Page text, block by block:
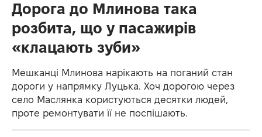
Дорога до Млинова така
розбита, що у пасажирів
«клацають зуби»
Мешканці Млинова нарікають на поганий стан
дороги у напрямку Луцька. Хоч дорогою через
село Маслянка користуються десятки людей,
проте ремонтувати її не поспішають.